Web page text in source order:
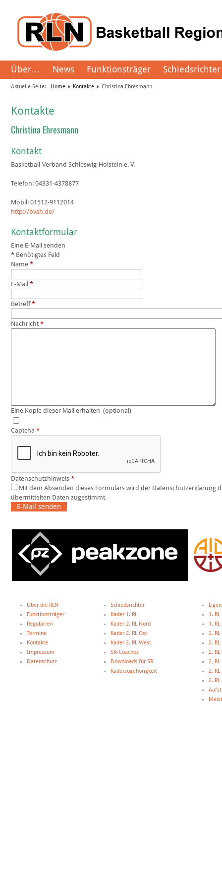
Über… News Funktionsträger Schiedsrichter
Aktuelle Seite: Home Kontakte Christina Ehresmann
Kontakte
Christina Ehresmann
Kontakt
Basketball-Verband Schleswig-Holstein e. V.
Telefon: 04331-4378877
Mobil: 01512-9112014
http://bvsh.de/
Kontaktformular
Eine E-Mail senden
* Benötigtes Feld
Name *
E-Mail *
Betreff*
Nachricht *
Eine Kopie dieser Mail erhalten (optional)
Captcha *
Datenschutzhinweis *
übermittelten Daten zugestimmt.
E-Mail senden
Über die RLN
Funktionsträger
Regularien
Termine
Kontakte
Impressum
Datenschutz
Schiedsrichter
Kader 1. RL
Kader 2. RL Nord
Kader 2. RL Ost
Kader 2. RL West
SR-Coaches
Downloads für SR
Kaderzugehörigkeit
Ligen
1.
1.
2.
2.
2.
2,
2.
2.